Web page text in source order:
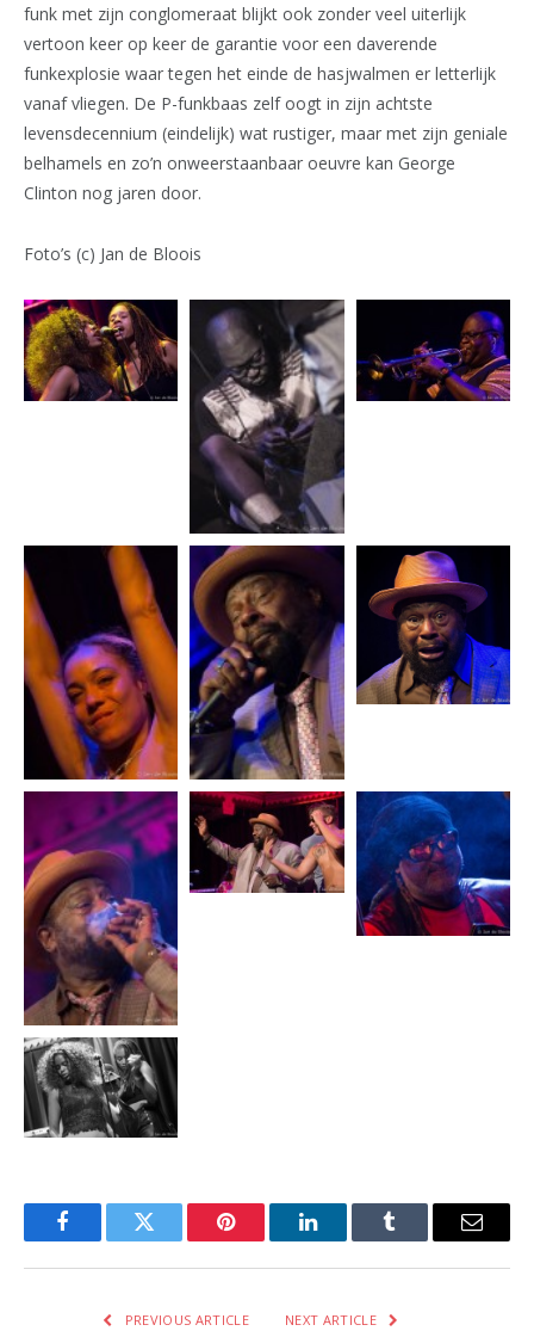
funk met zijn conglomeraat blijkt ook zonder veel uiterlijk
vertoon keer op keer de garantie voor een daverende
funkexplosie waar tegen het einde de hasjwalmen er letterlijk
vanaf vliegen. De P-funkbaas zelf oogt in zijn achtste
levensdecennium (eindelijk) wat rustiger, maar met zijn geniale
belhamels en zo’n onweerstaanbaar oeuvre kan George
Clinton nog jaren door.
Foto’s (c) Jan de Bloois
FacebookTwitter Pinterest LinkedInTumblr Email
PREVIOUS ARTICLE NEXT ARTICLE